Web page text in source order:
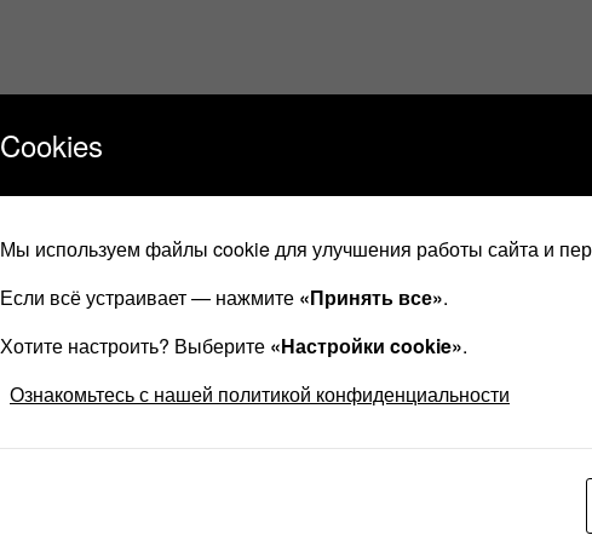
Cookies
Мы используем файлы cookie для улучшения работы сайта и
Если всё устраивает — нажмите «Принять все».
Хотите настроить? Выберите «Настройки cookie».
Ознакомьтесь с нашей политикой конфиденциальности